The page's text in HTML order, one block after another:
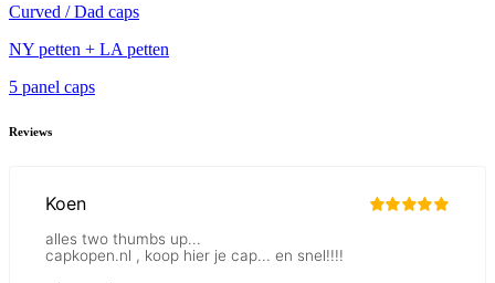
Curved / Dad caps
NY petten + LA petten
5 panel caps
Reviews